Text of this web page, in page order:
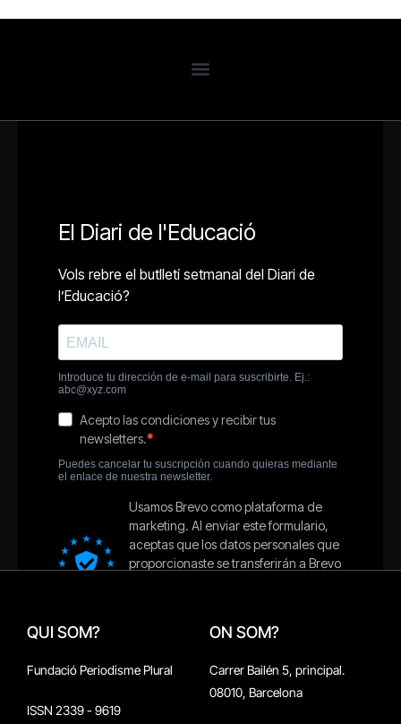
QUI SOM?
Fundació Periodisme Plural
ISSN 2339 - 9619
ON SOM?
Carrer Bailén 5, principal.
08010, Barcelona